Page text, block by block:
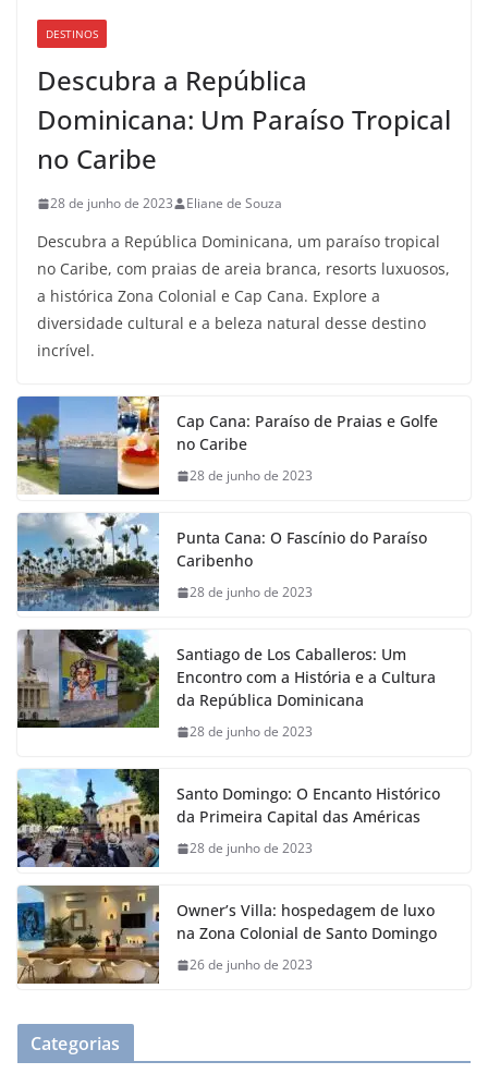
DESTINOS
Descubra a República
Dominicana: Um Paraíso Tropical
no Caribe
28 de junho de 2023 Eliane de Souza
Descubra a República Dominicana, um paraíso tropical
no Caribe, com praias de areia branca, resorts luxuosos,
a histórica Zona Colonial e Cap Cana. Explore a
diversidade cultural e a beleza natural desse destino
incrível.
Cap Cana: Paraíso de Praias e Golfe
no Caribe
28 de junho de 2023
Punta Cana: O Fascínio do Paraíso
Caribenho
28 de junho de 2023
Santiago de Los Caballeros: Um
Encontro com a História e a Cultura
da República Dominicana
28 de junho de 2023
Santo Domingo: O Encanto Histórico
da Primeira Capital das Américas
28 de junho de 2023
Owner’s Villa: hospedagem de luxo
na Zona Colonial de Santo Domingo
26 de junho de 2023
Categorias